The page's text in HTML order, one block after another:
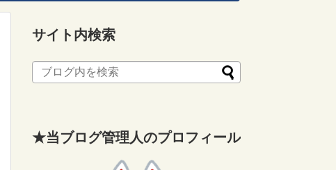
サイト内検索
★当ブログ管理人のプロフィール